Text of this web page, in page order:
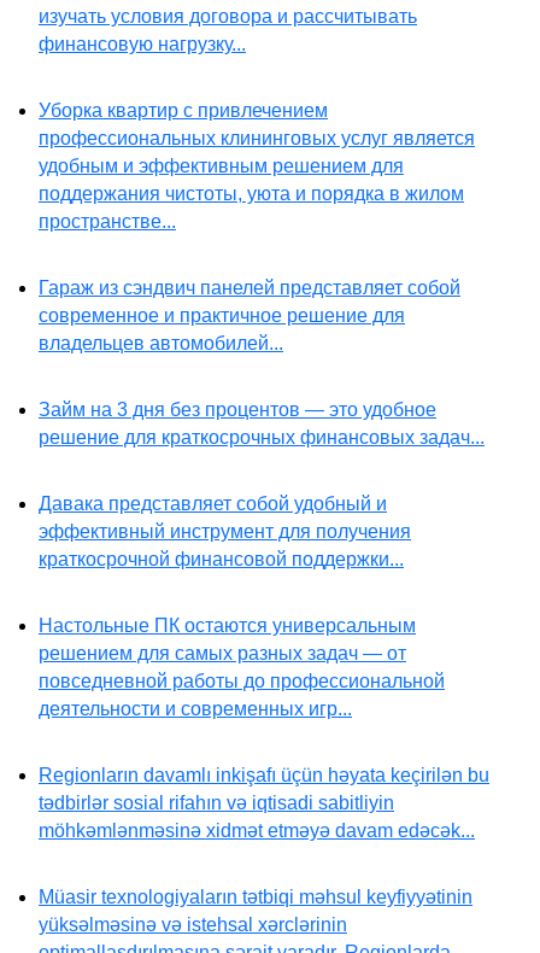
изучать условия договора и рассчитывать
финансовую нагрузку...
Уборка квартир с привлечением
профессиональных клининговых услуг является
удобным и эффективным решением для
поддержания чистоты, уюта и порядка в жилом
пространстве...
Гараж из сэндвич панелей представляет собой
современное и практичное решение для
владельцев автомобилей...
Займ на 3 дня без процентов — это удобное
решение для краткосрочных финансовых задач...
Давака представляет собой удобный и
эффективный инструмент для получения
краткосрочной финансовой поддержки...
Настольные ПК остаются универсальным
решением для самых разных задач — от
повседневной работы до профессиональной
деятельности и современных игр...
Regionların davamlı inkişafı üçün həyata keçirilən bu
tədbirlər sosial rifahın və iqtisadi sabitliyin
möhkəmlənməsinə xidmət etməyə davam edəcək...
Müasir texnologiyaların tətbiqi məhsul keyfiyyətinin
yüksəlməsinə və istehsal xərclərinin